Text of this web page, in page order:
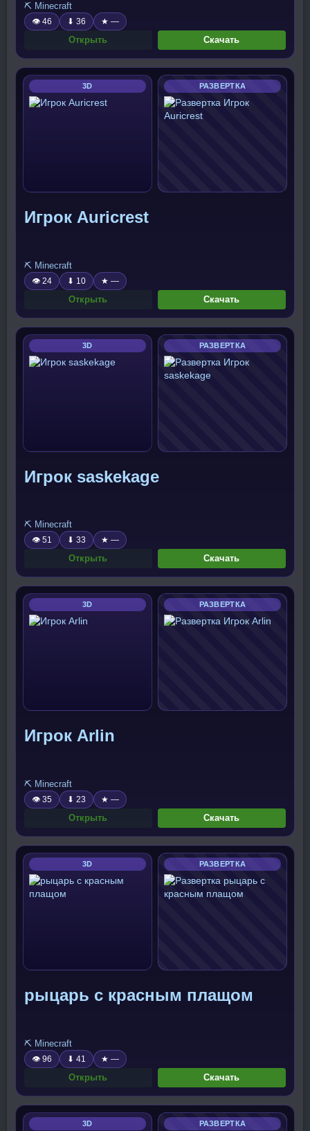
⛏️ Minecraft
👁 46 ⬇ 36 ★ —
Открыть Скачать
3D РАЗВЕРТКА
Игрок Auricrest
⛏️ Minecraft
👁 24 ⬇ 10 ★ —
Открыть Скачать
3D РАЗВЕРТКА
Игрок saskekage
⛏️ Minecraft
👁 51 ⬇ 33 ★ —
Открыть Скачать
3D РАЗВЕРТКА
Игрок Arlin
⛏️ Minecraft
👁 35 ⬇ 23 ★ —
Открыть Скачать
3D РАЗВЕРТКА
рыцарь с красным плащом
⛏️ Minecraft
👁 96 ⬇ 41 ★ —
Открыть Скачать
3D РАЗВЕРТКА